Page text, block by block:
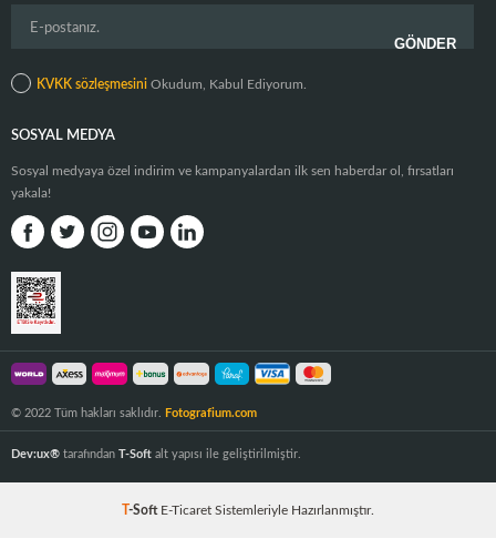
KVKK sözleşmesini Okudum, Kabul Ediyorum.
SOSYAL MEDYA
Sosyal medyaya özel indirim ve kampanyalardan ilk sen haberdar ol, fırsatları
yakala!
© 2022 Tüm hakları saklıdır. Fotografium.com
Dev:ux® tarafından T-Soft alt yapısı ile geliştirilmiştir.
-Soft E-Ticaret Sistemleriyle Hazırlanmıştır.